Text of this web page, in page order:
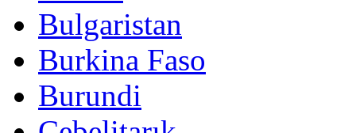
Bulgaristan
Burkina Faso
Burundi